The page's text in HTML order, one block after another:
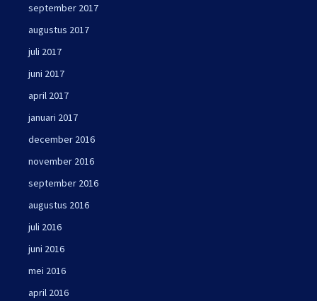
september 2017
augustus 2017
juli 2017
juni 2017
april 2017
januari 2017
december 2016
november 2016
september 2016
augustus 2016
juli 2016
juni 2016
mei 2016
april 2016